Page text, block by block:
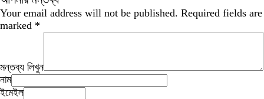
Your email address will not be published. Required fields are
marked *
মন্তব্য লিখুন
নাম
ইমেইল